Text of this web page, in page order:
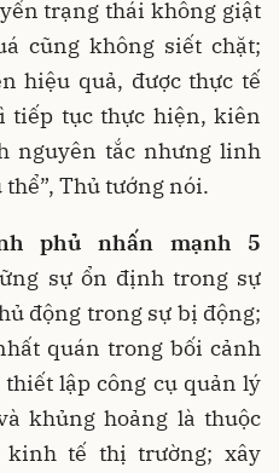
trạng thái không giật
cũng không siết chặt;
hiệu quả, được thực tế
tiếp tục thực hiện, kiên
nguyên tắc nhưng linh
Thủ tướng nói.
phủ nhấn mạnh 5
sự ổn định trong sự
động trong sự bị động;
quán trong bối cảnh
lập công cụ quản lý
khủng hoảng là thuộc
tế thị trường; xây